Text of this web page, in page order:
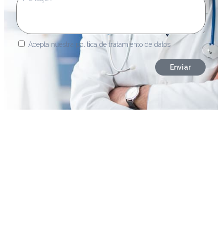
tratamiento
Acepta nuestra politica de tratamiento de datos
Enviar